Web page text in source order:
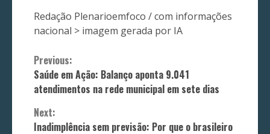
Redação Plenarioemfoco / com informações
nacional > imagem gerada por IA
Continue
Reading
Previous:
Saúde em Ação: Balanço aponta 9.041
atendimentos na rede municipal em sete dias
Next:
Inadimplência sem previsão: Por que o brasileiro